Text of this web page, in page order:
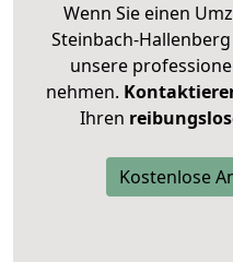
Wenn Sie einen
Steinbach-
unsere
nehmen.
Ihren
Kostenlose